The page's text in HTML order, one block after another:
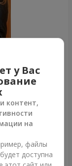
у Вас
контент,
на
файлы
доступна